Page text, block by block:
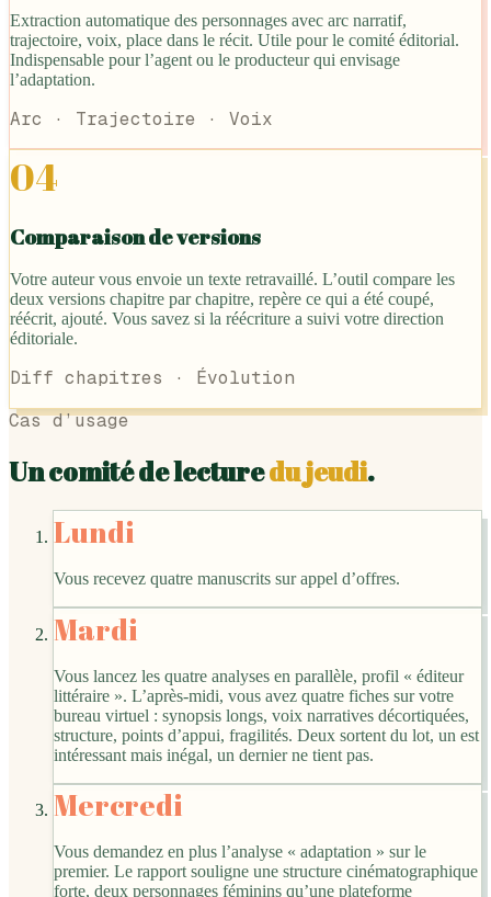
Extraction automatique des personnages avec arc narratif,
trajectoire, voix, place dans le récit. Utile pour le comité éditorial.
Indispensable pour l’agent ou le producteur qui envisage
l’adaptation.
Arc · Trajectoire · Voix
04
Comparaison de versions
Votre auteur vous envoie un texte retravaillé. L’outil compare les
deux versions chapitre par chapitre, repère ce qui a été coupé,
réécrit, ajouté. Vous savez si la réécriture a suivi votre direction
éditoriale.
Diff chapitres · Évolution
Cas d’usage
Un comité de lecturedu jeudi.
Lundi
Vous recevez quatre manuscrits sur appel d’offres.
Mardi
Vous lancez les quatre analyses en parallèle, profil « éditeur
littéraire ». L’après-midi, vous avez quatre fiches sur votre
bureau virtuel : synopsis longs, voix narratives décortiquées,
structure, points d’appui, fragilités. Deux sortent du lot, un est
intéressant mais inégal, un dernier ne tient pas.
Mercredi
Vous demandez en plus l’analyse « adaptation » sur le
premier. Le rapport souligne une structure cinématographique
forte, deux personnages féminins qu’une plateforme